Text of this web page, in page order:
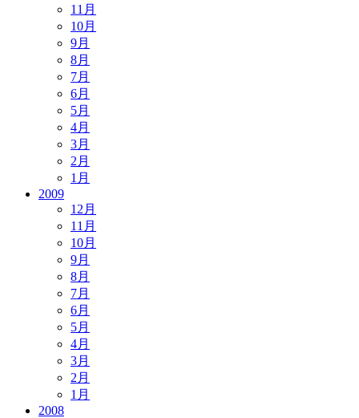
11月
10月
9月
8月
7月
6月
5月
4月
3月
2月
1月
2009
12月
11月
10月
9月
8月
7月
6月
5月
4月
3月
2月
1月
2008